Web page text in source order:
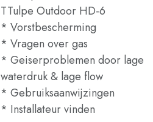
TTulpe Outdoor HD-6
* Vorstbescherming
* Vragen over gas
* Geiserproblemen door lage
waterdruk & lage flow
* Gebruiksaanwijzingen
* Installateur vinden